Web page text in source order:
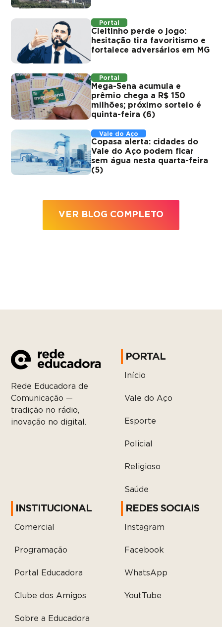
Portal
Cleitinho perde o jogo:
hesitação tira favoritismo e
fortalece adversários em MG
Portal
Mega-Sena acumula e
prêmio chega a R$ 150
milhões; próximo sorteio é
quinta-feira (6)
Vale do Aço
Copasa alerta: cidades do
Vale do Aço podem ficar
sem água nesta quarta-feira
(5)
VER BLOG COMPLETO
Rede Educadora de
Comunicação —
tradição no rádio,
inovação no digital.
PORTAL
Início
Vale do Aço
Esporte
Policial
Religioso
Saúde
INSTITUCIONAL
Comercial
Programação
Portal Educadora
Clube dos Amigos
Sobre a Educadora
REDES SOCIAIS
Instagram
Facebook
WhatsApp
YoutTube